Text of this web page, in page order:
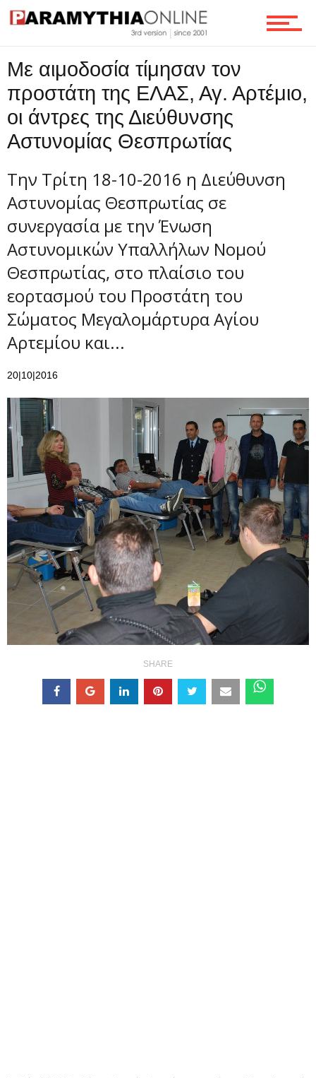
Ροή
Επικοινωνία
Με αιμοδοσία τίμησαν τον
προστάτη της ΕΛΑΣ, Αγ. Αρτέμιο,
οι άντρες της Διεύθυνσης
Αστυνομίας Θεσπρωτίας
Την Τρίτη 18-10-2016 η Διεύθυνση
Αστυνομίας Θεσπρωτίας σε
συνεργασία με την Ένωση
Αστυνομικών Υπαλλήλων Νομού
Θεσπρωτίας, στο πλαίσιο του
εορτασμού του Προστάτη του
Σώματος Μεγαλομάρτυρα Αγίου
Αρτεμίου και...
20|10|2016
SHARE